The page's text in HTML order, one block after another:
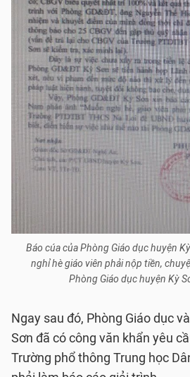
Báo cúa của Phòng Giáo dục huyện
nghỉ hè giáo viên phải nộp tiền,
Phòng Giáo dục huyện Kỳ
Ngay sau đó, Phòng Giáo dục
Sơn đã có công văn khẩn yêu
Trường phổ thông Trung học